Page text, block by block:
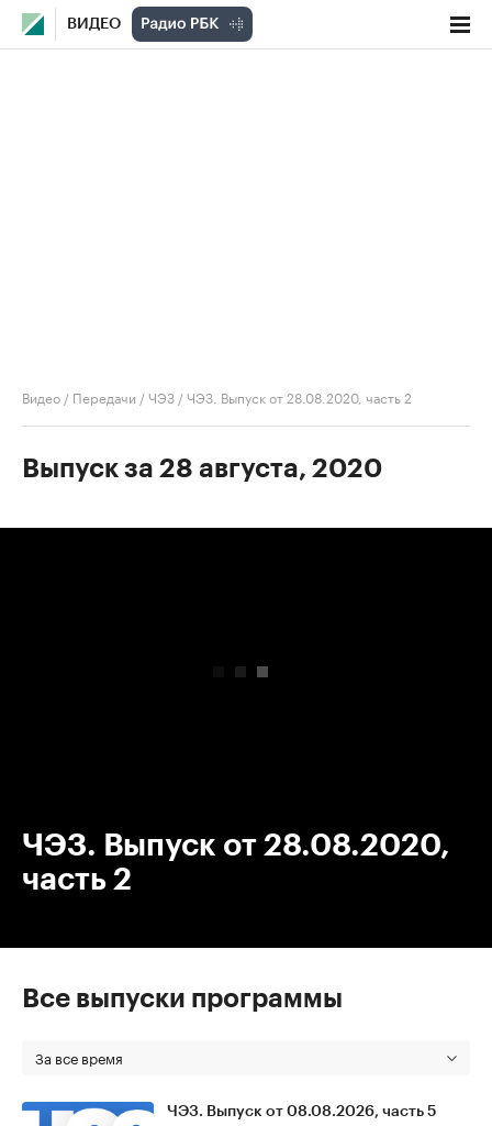
ВИДЕО
Видео / Передачи /ЧЭЗ /ЧЭЗ. Выпуск от 28.08.2020, часть 2
Выпуск за 28 августа, 2020
ЧЭЗ. Выпуск от 28.08.2020,
часть 2
Все выпуски программы
За все время
ЧЭЗ. Выпуск от 08.08.2026, часть 5